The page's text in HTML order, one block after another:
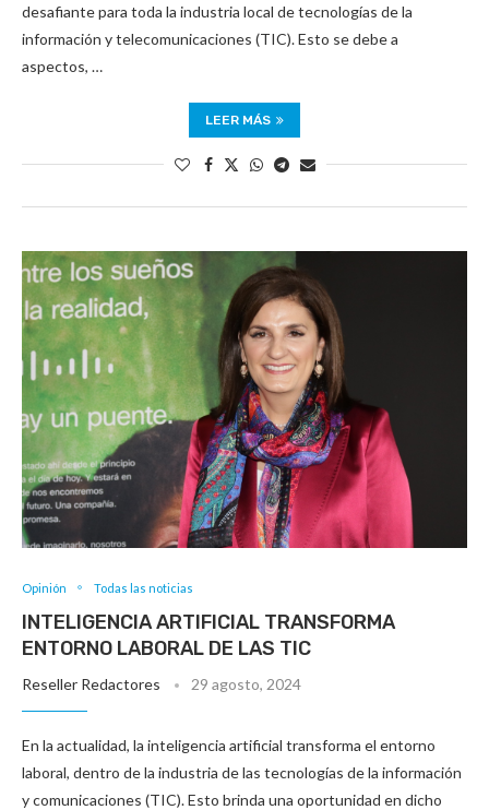
desafiante para toda la industria local de tecnologías de la
información y telecomunicaciones (TIC). Esto se debe a
aspectos, …
LEER MÁS
Opinión Todas las noticias
INTELIGENCIA ARTIFICIAL TRANSFORMA
ENTORNO LABORAL DE LAS TIC
Reseller Redactores 29 agosto, 2024
En la actualidad, la inteligencia artificial transforma el entorno
laboral, dentro de la industria de las tecnologías de la información
y comunicaciones (TIC). Esto brinda una oportunidad en dicho